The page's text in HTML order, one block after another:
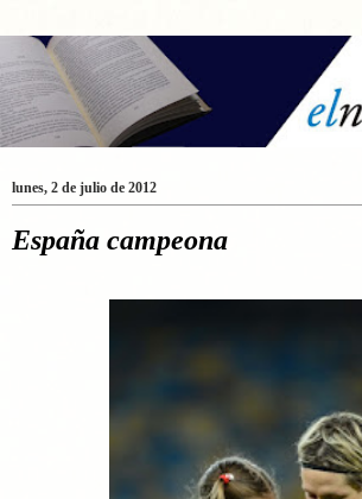
lunes, 2 de julio de 2012
España campeona